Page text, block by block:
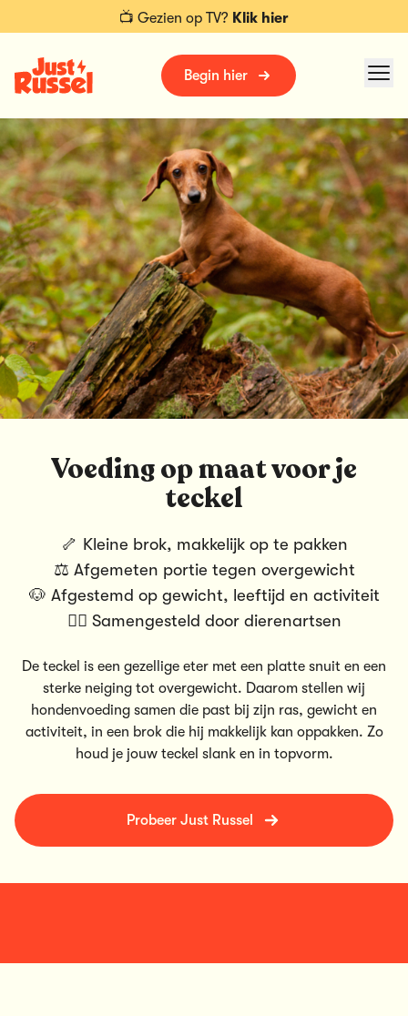
📺 Gezien op TV? Klik hier
Begin hier
Voeding op maat voor je
teckel
🦴 Kleine brok, makkelijk op te pakken
⚖️ Afgemeten portie tegen overgewicht
🐶 Afgestemd op gewicht, leeftijd en activiteit
👨‍⚕️ Samengesteld door dierenartsen
De teckel is een gezellige eter met een platte snuit en een
sterke neiging tot overgewicht. Daarom stellen wij
hondenvoeding samen die past bij zijn ras, gewicht en
activiteit, in een brok die hij makkelijk kan oppakken. Zo
houd je jouw teckel slank en in topvorm.
Probeer Just Russel